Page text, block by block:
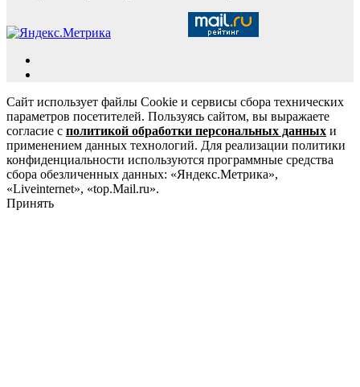
Сайт использует файлы Cookie и сервисы сбора технических
параметров посетителей. Пользуясь сайтом, вы выражаете
согласие с политикой обработки персональных данных и
применением данных технологий. Для реализации политики
конфиденциальности используются программные средства
сбора обезличенных данных: «Яндекс.Метрика»,
«Liveinternet», «top.Mail.ru».
Принять